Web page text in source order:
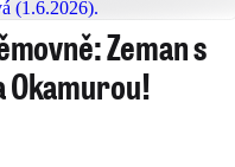
Zeman s
Okamurou!